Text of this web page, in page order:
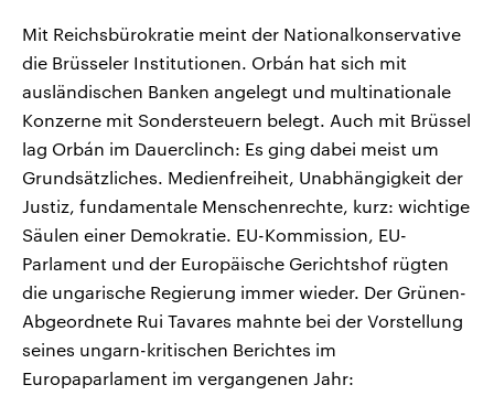
Mit Reichsbürokratie meint der Nationalkonservative
die Brüsseler Institutionen. Orbán hat sich mit
ausländischen Banken angelegt und multinationale
Konzerne mit Sondersteuern belegt. Auch mit Brüssel
lag Orbán im Dauerclinch: Es ging dabei meist um
Grundsätzliches. Medienfreiheit, Unabhängigkeit der
Justiz, fundamentale Menschenrechte, kurz: wichtige
Säulen einer Demokratie. EU-Kommission, EU-
Parlament und der Europäische Gerichtshof rügten
die ungarische Regierung immer wieder. Der Grünen-
Abgeordnete Rui Tavares mahnte bei der Vorstellung
seines ungarn-kritischen Berichtes im
Europaparlament im vergangenen Jahr: